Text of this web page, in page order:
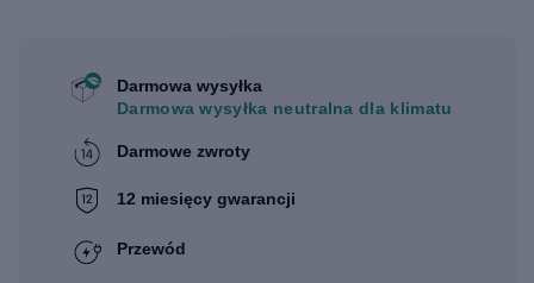
Darmowa wysyłka
Darmowa wysyłka neutralna dla klimatu
Darmowe zwroty
12 miesięcy gwarancji
Przewód